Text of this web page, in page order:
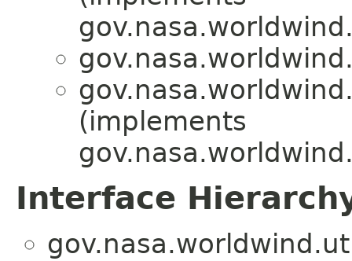
(implements
Interface